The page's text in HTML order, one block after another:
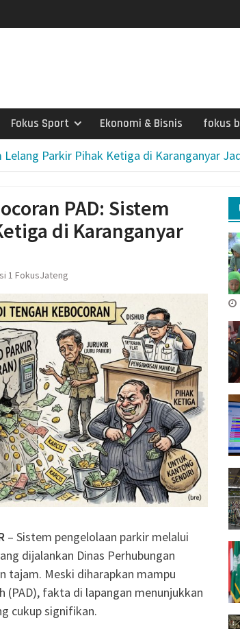
Fokus Sport Ekonomi & Bisnis fokus
Lelang Parkir Pihak Ketiga di Karanganyar
PAD: Sistem
di Karanganyar
1 FokusJateng
– Sistem pengelolaan parkir melalui
dijalankan Dinas Perhubungan
tajam. Meski diharapkan mampu
(PAD), fakta di lapangan menunjukkan
cukup signifikan.